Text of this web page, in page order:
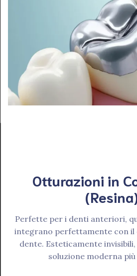
Otturazioni in
Perfette per i denti anteriori,
integrano perfettamente con il
dente. Esteticamente
soluzione moderna